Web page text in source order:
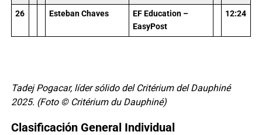
26
Esteban Chaves
EF Education –
EasyPost
12:24
Tadej Pogacar, líder sólido del Critérium del Dauphiné
2025. (Foto © Critérium du Dauphiné)
Clasificación General Individual